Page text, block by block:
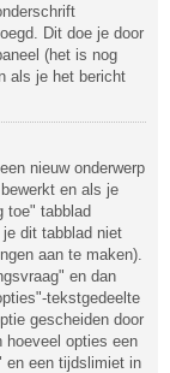
Dit doe je door
(het is nog
als je het bericht
nieuw onderwerp
en als je
toe" tabblad
dit tabblad niet
aan te maken).
en dan
tekstgedeelte
gescheiden door
hoeveel opties een
en een tijdslimiet in